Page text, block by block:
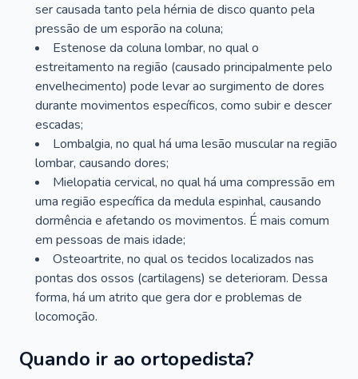
ser causada tanto pela hérnia de disco quanto pela
pressão de um esporão na coluna;
Estenose da coluna lombar, no qual o
estreitamento na região (causado principalmente pelo
envelhecimento) pode levar ao surgimento de dores
durante movimentos específicos, como subir e descer
escadas;
Lombalgia, no qual há uma lesão muscular na região
lombar, causando dores;
Mielopatia cervical, no qual há uma compressão em
uma região específica da medula espinhal, causando
dormência e afetando os movimentos. É mais comum
em pessoas de mais idade;
Osteoartrite, no qual os tecidos localizados nas
pontas dos ossos (cartilagens) se deterioram. Dessa
forma, há um atrito que gera dor e problemas de
locomoção.
Quando ir ao ortopedista?